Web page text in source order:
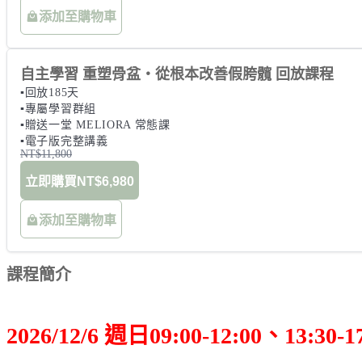
添加至購物車
自主學習 重塑骨盆・從根本改善假胯髖 回放課程
▪️回放185天
▪️專屬學習群組
▪️贈送一堂 MELIORA 常態課
▪️電子版完整講義
NT$11,800
立即購買 NT$6,980
添加至購物車
課程簡介
2026/12/6 週日 09:00-12:00、13:30-